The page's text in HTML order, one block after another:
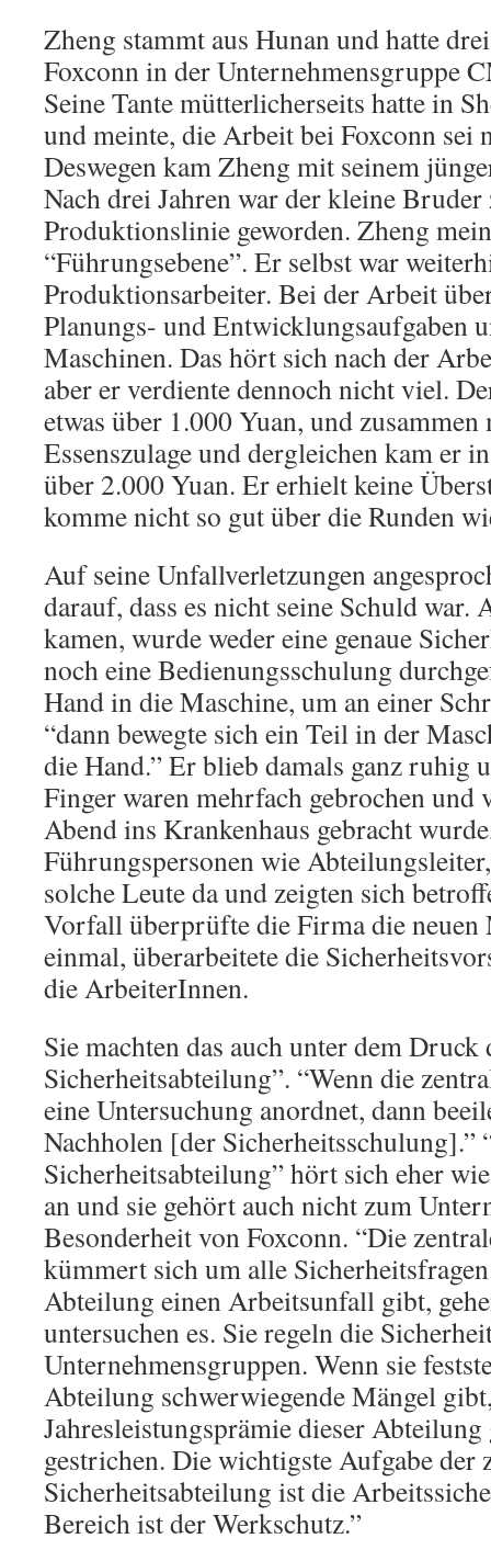
Zheng stammt aus Hunan und hatte
Foxconn in der Unternehmensgruppe
Seine Tante mütterlicherseits hatte in
und meinte, die Arbeit bei Foxconn sei
Deswegen kam Zheng mit seinem
Nach drei Jahren war der kleine
Produktionslinie geworden. Zheng
“Führungsebene”. Er selbst war
Produktionsarbeiter. Bei der Arbeit
Planungs- und Entwicklungsaufgaben
Maschinen. Das hört sich nach der
aber er verdiente dennoch nicht viel.
etwas über 1.000 Yuan, und
Essenszulage und dergleichen kam er
über 2.000 Yuan. Er erhielt keine
komme nicht so gut über die Runden
Auf seine Unfallverletzungen
darauf, dass es nicht seine Schuld war.
kamen, wurde weder eine genaue
noch eine Bedienungsschulung
Hand in die Maschine, um an einer
“dann bewegte sich ein Teil in der
die Hand.” Er blieb damals ganz ruhig
Finger waren mehrfach gebrochen und
Abend ins Krankenhaus gebracht
Führungspersonen wie
solche Leute da und zeigten sich
Vorfall überprüfte die Firma die neuen
einmal, überarbeitete die
die ArbeiterInnen.
Sie machten das auch unter dem Druck
Sicherheitsabteilung”. “Wenn die
eine Untersuchung anordnet, dann
Nachholen [der Sicherheitsschulung].”
Sicherheitsabteilung” hört sich eher
an und sie gehört auch nicht zum
Besonderheit von Foxconn. “Die
kümmert sich um alle
Abteilung einen Arbeitsunfall gibt,
untersuchen es. Sie regeln die
Unternehmensgruppen. Wenn sie
Abteilung schwerwiegende Mängel
Jahresleistungsprämie dieser
gestrichen. Die wichtigste Aufgabe der
Sicherheitsabteilung ist die
Bereich ist der Werkschutz.”